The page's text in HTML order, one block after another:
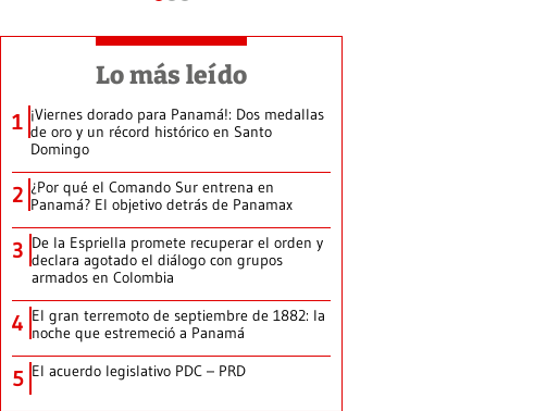
Lo más leído
1 ¡Viernes dorado para Panamá!: Dos medallas
de oro y un récord histórico en Santo
Domingo
2 ¿Por qué el Comando Sur entrena en
Panamá? El objetivo detrás de Panamax
3 De la Espriella promete recuperar el orden y
declara agotado el diálogo con grupos
armados en Colombia
4 El gran terremoto de septiembre de 1882: la
noche que estremeció a Panamá
5 El acuerdo legislativo PDC – PRD